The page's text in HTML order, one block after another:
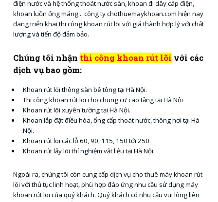
điện nước và hệ thống thoát nước sàn, khoan đi dây cáp điện,
khoan luồn ống máng... công ty chothuemaykhoan.com hiện nay
đang triển khai thi công khoan rút lõi với giá thành hợp lý với chất
lượng và tiến độ đảm bảo.
Chúng tôi nhận thi công khoan rút lõi với các
dịch vụ bao gồm:
Khoan rút lõi thông sàn bê tông tại Hà Nội.
Thi công khoan rút lõi cho chung cư cao tầng tại Hà Nội
Khoan rút lõi xuyên tường tại Hà Nội.
Khoan lắp đặt điều hòa, ống cấp thoát nước, thông hơi tại Hà
Nội.
Khoan rút lõi các lỗ 60, 90, 115, 150 tới 250.
Khoan rút lấy lõi thí nghiệm vật liệu tại Hà Nội.
Ngoài ra, chúng tôi còn cung cấp dịch vụ cho thuê máy khoan rút
lõi với thủ tục linh hoạt, phù hợp đáp ứng nhu cầu sử dụng máy
khoan rút lõi của quý khách. Quý khách có nhu cầu vui lòng liên